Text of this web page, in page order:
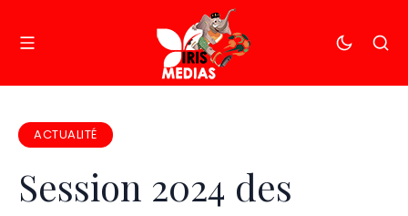
ACTUALITÉ
Session 2024 des